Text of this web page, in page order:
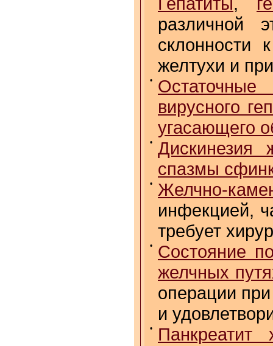
различной
склонности
желтухи и
•
вирусного
угасающего
•
Дискинезия
спазмы
•
Желчно-
инфекцией,
требует
•
Состояние
желчных
операции
и
•
Панкреатит